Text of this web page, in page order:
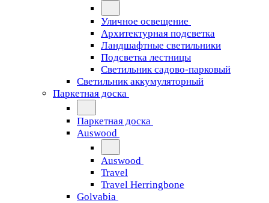
Уличное освещение
Архитектурная подсветка
Ландшафтные светильники
Подсветка лестницы
Светильник садово-парковый
Светильник аккумуляторный
Паркетная доска
Паркетная доска
Auswood
Auswood
Travel
Travel Herringbone
Golvabia